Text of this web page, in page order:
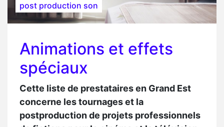
post production son
Animations et effets
spéciaux
Cette liste de prestataires en Grand Est
concerne les tournages et la
postproduction de projets professionnels